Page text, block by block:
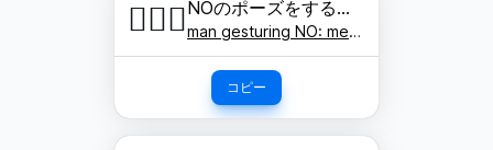
🙅🏾‍♂️ NOのポーズをする男性: やや濃い肌色
man gesturing NO: medium-dark skin tone
コピー